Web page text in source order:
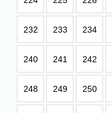
232 233 234
240 241 242
248 249 250